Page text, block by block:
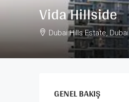
Vida Hillside
Dubai Hills Estate, Dubai
GENEL BAKIŞ